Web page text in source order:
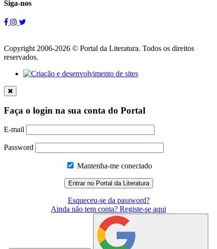
Siga-nos
Copyright 2006-2026 © Portal da Literatura. Todos os direitos
reservados.
Faça o login na sua conta do Portal
E-mail
Password
Mantenha-me conectado
Esqueceu-se da password?
Ainda não tem conta? Registe-se aqui